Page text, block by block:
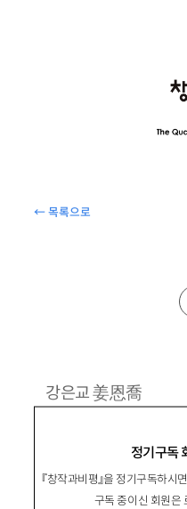
← 목록으로
정기구독
『창작과비평』을 정기구독하시
구독 중이신 회원은
강은교姜恩喬
시집 『허무집』 『풀
지』 『초록 거미의 사